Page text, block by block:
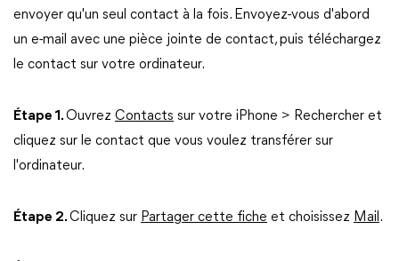
envoyer qu'un seul contact à la fois. Envoyez-vous d'abord
un e-mail avec une pièce jointe de contact, puis téléchargez
le contact sur votre ordinateur.
Étape 1.Ouvrez Contacts sur votre iPhone > Rechercher et
cliquez sur le contact que vous voulez transférer sur
l'ordinateur.
Étape 2.Cliquez sur Partager cette fiche et choisissez Mail .